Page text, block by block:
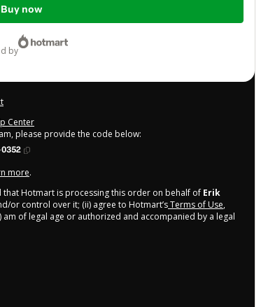
Buy now
by
Center
please provide the code below:
more.
that Hotmart is processing this order on behalf of Erik
or control over it; (ii) agree to Hotmart’sTerms of Use,
am of legal age or authorized and accompanied by a legal